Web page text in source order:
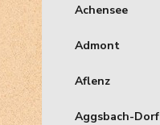
Achensee
Admont
Aflenz
Aggsbach-Dorf